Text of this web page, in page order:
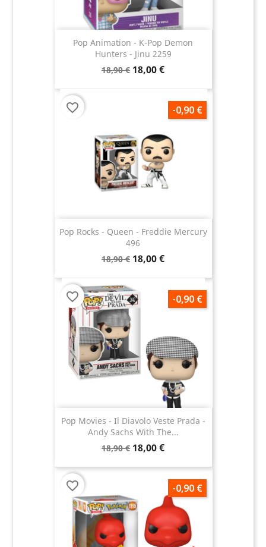
Pop Animation - K-Pop Demon
Hunters - Jinu 2259
18,90 € 18,00 €
Pop Rocks - Queen - Freddie Mercury
496
18,90 € 18,00 €
-0,90 €
favorite_border
Pop Movies - Il Diavolo Veste Prada -
Andy Sachs With The...
18,90 € 18,00 €
-0,90 €
favorite_border
-0,90 €
favorite_border